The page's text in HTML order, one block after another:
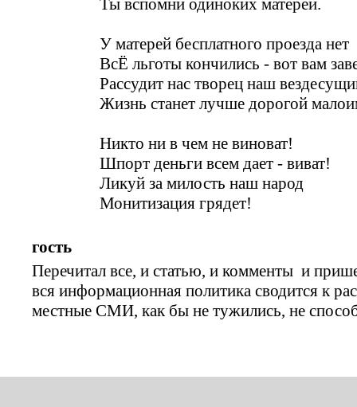
У матерей бесплатного проезда нет
ВсЁ льготы кончились - вот вам
Рассудит нас творец наш
Жизнь станет лучше дорогой
Никто ни в чем не виноват!
Шпорт деньги всем дает - виват!
Ликуй за милость наш народ
Монитизация грядет!
гость
Перечитал все, и статью, и комменты и
вся информационная политика сводится к
местные СМИ, как бы не тужились, не